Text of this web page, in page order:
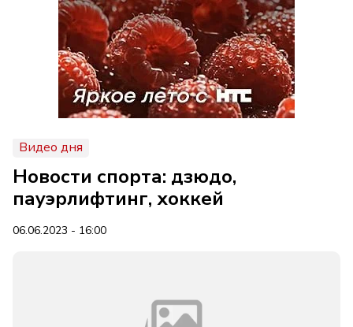
Видео дня
Новости спорта: дзюдо,
пауэрлифтинг, хоккей
06.06.2023 - 16:00